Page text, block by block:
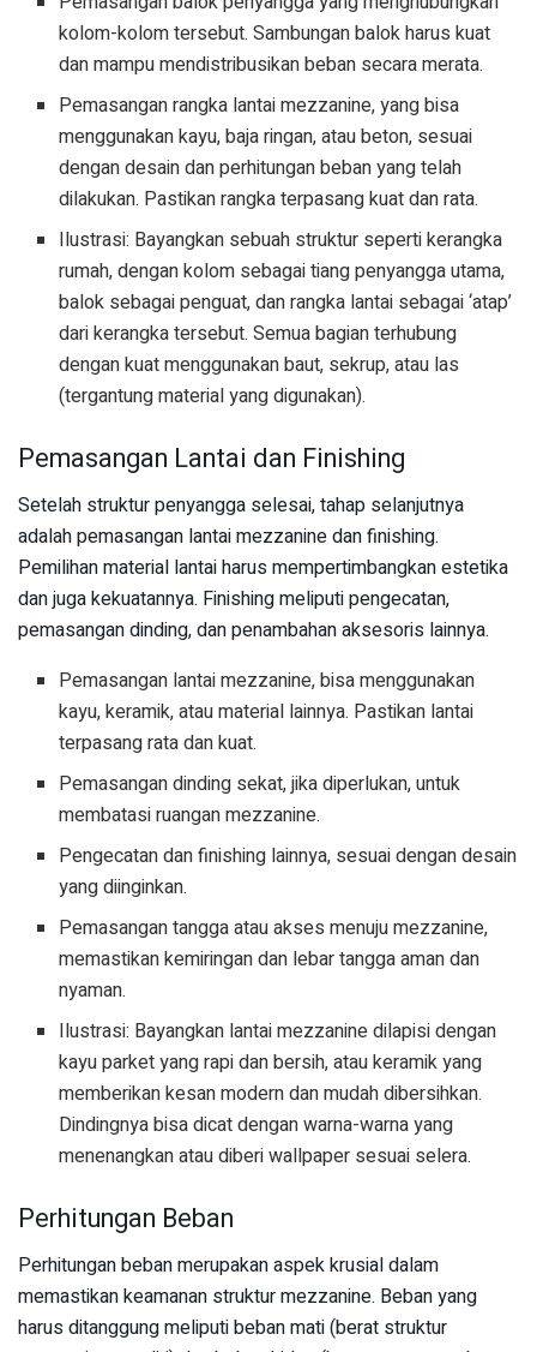
kolom-kolom tersebut. Sambungan balok harus kuat
dan mampu mendistribusikan beban secara merata.
Pemasangan rangka lantai mezzanine, yang bisa
menggunakan kayu, baja ringan, atau beton, sesuai
dengan desain dan perhitungan beban yang telah
dilakukan. Pastikan rangka terpasang kuat dan rata.
Ilustrasi: Bayangkan sebuah struktur seperti kerangka
rumah, dengan kolom sebagai tiang penyangga utama,
balok sebagai penguat, dan rangka lantai sebagai ‘atap’
dari kerangka tersebut. Semua bagian terhubung
dengan kuat menggunakan baut, sekrup, atau las
(tergantung material yang digunakan).
Pemasangan Lantai dan Finishing
Setelah struktur penyangga selesai, tahap selanjutnya
adalah pemasangan lantai mezzanine dan finishing.
Pemilihan material lantai harus mempertimbangkan estetika
dan juga kekuatannya. Finishing meliputi pengecatan,
pemasangan dinding, dan penambahan aksesoris lainnya.
Pemasangan lantai mezzanine, bisa menggunakan
kayu, keramik, atau material lainnya. Pastikan lantai
terpasang rata dan kuat.
Pemasangan dinding sekat, jika diperlukan, untuk
membatasi ruangan mezzanine.
Pengecatan dan finishing lainnya, sesuai dengan desain
yang diinginkan.
Pemasangan tangga atau akses menuju mezzanine,
memastikan kemiringan dan lebar tangga aman dan
nyaman.
Ilustrasi: Bayangkan lantai mezzanine dilapisi dengan
kayu parket yang rapi dan bersih, atau keramik yang
memberikan kesan modern dan mudah dibersihkan.
Dindingnya bisa dicat dengan warna-warna yang
menenangkan atau diberi wallpaper sesuai selera.
Perhitungan Beban
Perhitungan beban merupakan aspek krusial dalam
memastikan keamanan struktur mezzanine. Beban yang
harus ditanggung meliputi beban mati (berat struktur